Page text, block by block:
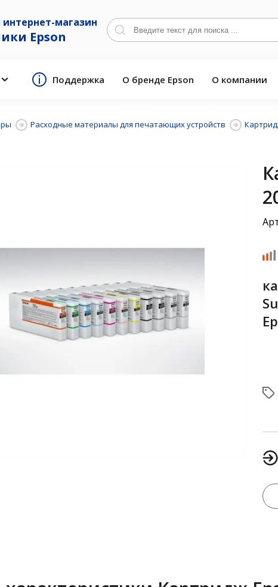
магазин
Epson
Поддержка О бренде Epson О компании
Расходные материалы для печатающих устройств